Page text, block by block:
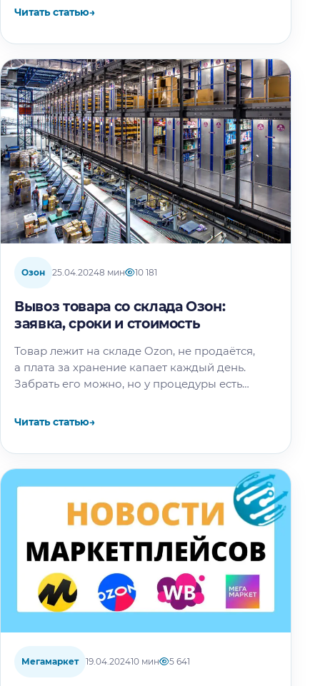
разберемся, как…
Читать статью→
Озон 25.04.20248 мин 10 181
Вывоз товара со склада Озон:
заявка, сроки и стоимость
Товар лежит на складе Ozon, не продаётся,
а плата за хранение капает каждый день.
Забрать его можно, но у процедуры есть
распорядится партией сам —…
Читать статью→
Мегамаркет 19.04.202410 мин 5 641